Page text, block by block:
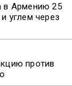
в Армению 25
углем через
против